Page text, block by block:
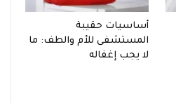
أساسيات حقيبة
المستشفى للأم والطف: ما
لا يجب إغفاله